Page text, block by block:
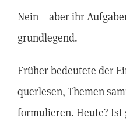
Nein – aber ihr
grundlegend.
Früher bedeutete der
querlesen, Themen
formulieren. Heute? Ist